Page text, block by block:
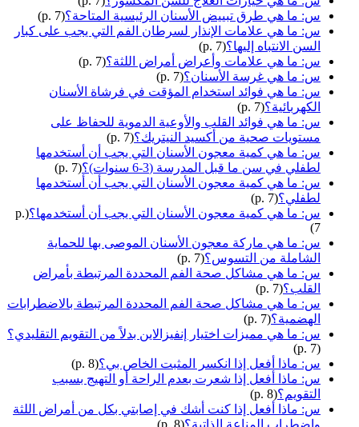
س: ما هي طرق تبييض الأسنان الرئيسية المتاحة؟(p. 7)
س: ما هي علامات الإنذار لسرطان الفم التي يجب على كبار
السن الانتباه إليها؟(p. 7)
س: ما هي علامات وأعراض أمراض اللثة؟(p. 7)
س: ما هي غرسة الأسنان؟(p. 7)
س: ما هي فوائد استخدام المؤقت في فرشاة الأسنان
الكهربائية؟(p. 7)
س: ما هي فوائد القلب والأوعية الدموية للحفاظ على
مستويات صحية من أكسيد النيتريك؟(p. 7)
س: ما هي كمية معجون الأسنان التي يجب أن أستخدمها
لطفلي في سن ما قبل المدرسة (3-6 سنوات)؟
(p. 7)
س: ما هي كمية معجون الأسنان التي يجب أن أستخدمها
لطفلي؟(p. 7)
س: ما هي كمية معجون الأسنان التي يجب أن أستخدمها؟ (p.
7)
س: ما هي ماركة معجون الأسنان الموصى بها للحماية
الشاملة من التسوس؟(p. 7)
س: ما هي مشاكل صحة الفم المحددة المرتبطة بأمراض
القلب؟(p. 7)
س: ما هي مشاكل صحة الفم المحددة المرتبطة بالاضطرابات
الهضمية؟(p. 7)
س: ما هي مميزات اختيار إنفيزالاين بدلاً من التقويم التقليدي؟
(p. 7)
س: ماذا أفعل إذا انكسر المثبت الخاص بي؟(p. 8)
س: ماذا أفعل إذا شعرت بعدم الراحة أو التهيج بسبب
التقويم؟(p. 8)
س: ماذا أفعل إذا كنت أشك في إصابتي بكل من أمراض اللثة